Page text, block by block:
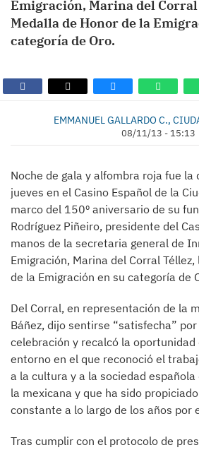
Emigración, Marina del
Medalla de Honor de la
categoría de Oro.
EMMANUEL GALLARDO C.,
08/11/13 - 15:13
Noche de gala y alfombra roja fue la
jueves en el Casino Español de la
marco del 150º aniversario de su
Rodríguez Piñeiro, presidente del
manos de la secretaria general de
Emigración, Marina del Corral
de la Emigración en su categoría de
Del Corral, en representación de la
Báñez, dijo sentirse “satisfecha”
celebración y recalcó la oportunidad
entorno en el que reconoció el
a la cultura y a la sociedad española
la mexicana y que ha sido
constante a lo largo de los años por
Tras cumplir con el protocolo de